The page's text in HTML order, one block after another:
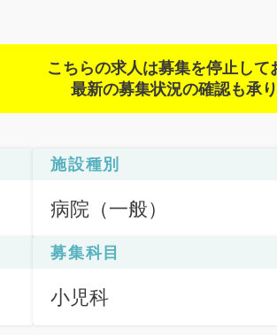
こちらの求人は募集を停止して
最新の募集状況の確認も承り
施設種別
病院（一般）
募集科目
小児科